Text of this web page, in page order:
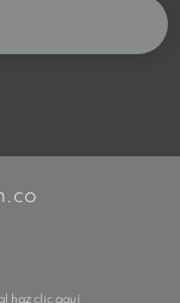
haz clic aquí